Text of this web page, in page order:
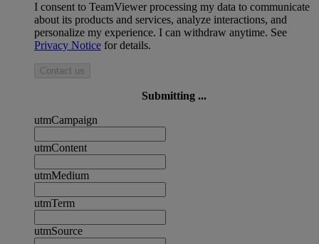
I consent to TeamViewer processing my data to communicate
about its products and services, analyze interactions, and
personalize my experience. I can withdraw anytime. See
Privacy Notice for details.
Contact us
Submitting ...
utmCampaign
utmContent
utmMedium
utmTerm
utmSource